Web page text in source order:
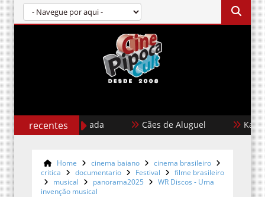
recentes
Garota Dourada Cães de Aluguel Karate
Home cinema baiano
cinema brasileiro
critica
documentario Festival
filme brasileiro
musical
panorama2025
WR Discos - Uma
invenção musical